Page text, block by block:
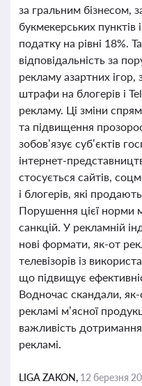
за гральним бізнесом,
букмекерських пунктів
податку на рівні 18%.
відповідальність за
рекламу азартних
штрафи на блогерів і
рекламу. Ці зміни
та підвищення
зобов’язує суб’єктів
інтернет-
стосується сайтів,
і блогерів, які
Порушення цієї норми
санкцій. У рекламній
нові формати, як-от
телевізорів із
що підвищує
Водночас скандали, як-
рекламі м’ясної
важливість
рекламі.
LIGA ZAKON, 12 березня